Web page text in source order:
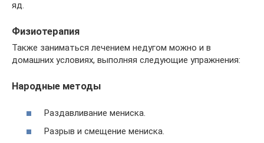
яд.
Физиотерапия
Также заниматься лечением недугом можно и в
домашних условиях, выполняя следующие упражнения:
Народные методы
Раздавливание мениска.
Разрыв и смещение мениска.